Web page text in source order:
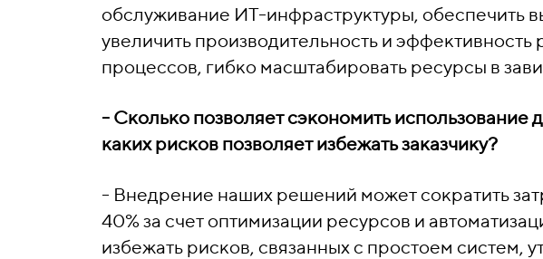
обслуживание ИТ-инфраструктуры, обеспечить
увеличить производительность и эффективность
процессов, гибко масштабировать ресурсы в
- Сколько позволяет сэкономить
каких рисков позволяет избежать заказчику?
- Внедрение наших решений может сократить
40% за счет оптимизации ресурсов и
избежать рисков, связанных с простоем систем,